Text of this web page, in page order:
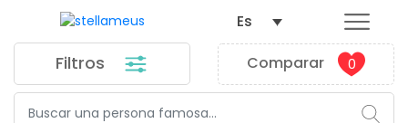
Filtros Comparar 0
Es